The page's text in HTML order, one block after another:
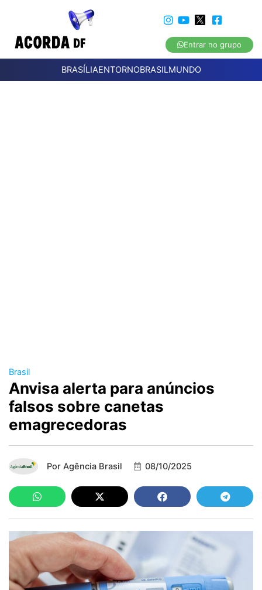
Entrar no grupo
BRASÍLIAENTORNOBRASILMUNDO
Brasil
Anvisa alerta para anúncios
falsos sobre canetas
emagrecedoras
Por Agência Brasil 08/10/2025